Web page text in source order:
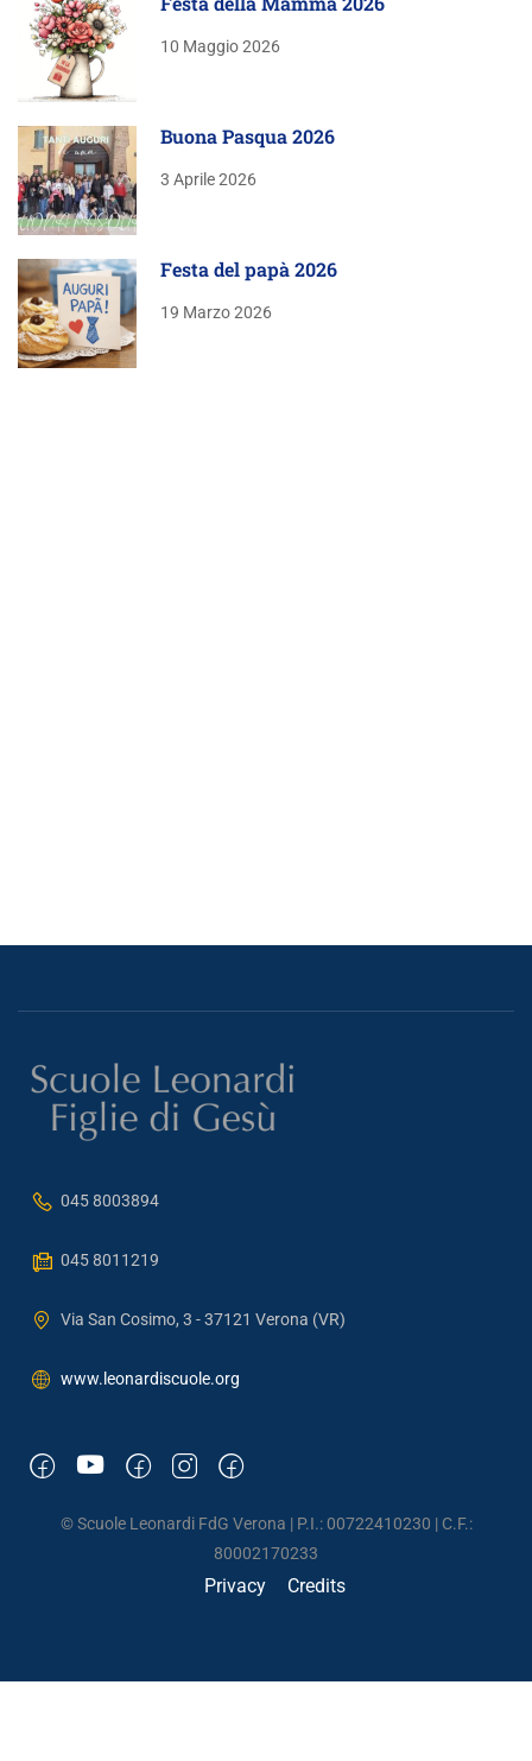
10 Maggio 2026
Buona Pasqua 2026
3 Aprile 2026
Festa del papà 2026
19 Marzo 2026
045 8003894
045 8011219
Via San Cosimo, 3 - 37121 Verona (VR)
www.leonardiscuole.org
© Scuole Leonardi FdG Verona | P.I.: 00722410230 | C.F.:
80002170233
Privacy Credits